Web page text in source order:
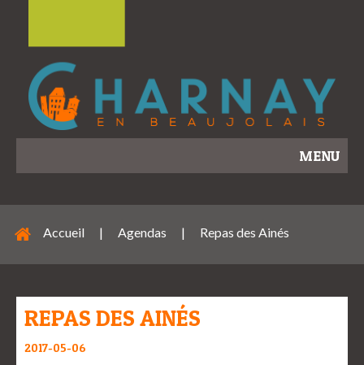
MENU
Accueil | Agendas | Repas des Ainés
REPAS DES AINÉS
2017-05-06